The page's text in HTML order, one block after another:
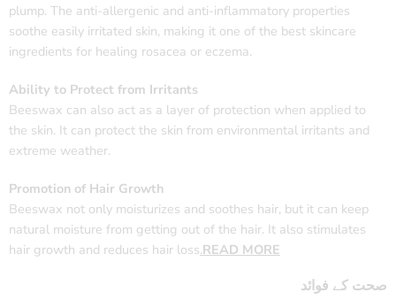
plump. The anti-allergenic and anti-inflammatory properties
soothe easily irritated skin, making it one of the best skincare
ingredients for healing rosacea or eczema.
Ability to Protect from Irritants
Beeswax can also act as a layer of protection when applied to
the skin. It can protect the skin from environmental irritants and
extreme weather.
Promotion of Hair Growth
Beeswax not only moisturizes and soothes hair, but it can keep
natural moisture from getting out of the hair. It also stimulates
hair growth and reduces hair loss.READ MORE
صحت کے فوائد